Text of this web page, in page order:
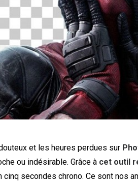
et les heures perdues sur
ou indésirable. Grâce à cet outil
cinq secondes chrono. Ce sont nos